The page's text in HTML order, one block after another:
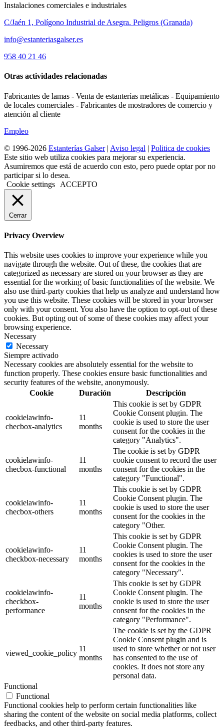
Instalaciones comerciales e industriales
C/Jaén 1, Polígono Industrial de Asegra. Peligros (Granada)
info@estanteriasgalser.es
958 40 21 46
Otras actividades relacionadas
Fabricantes de lamas - Venta de estanterías metálicas - Equipamiento
de locales comerciales - Fabricantes de mostradores de comercio y
atención al cliente
Empleo
© 1996-2026 Estanterías Galser| Aviso legal | Politica de cookies
Este sitio web utiliza cookies para mejorar su experiencia.
Asumiremos que está de acuerdo con esto, pero puede optar por no
participar si lo desea.
Cookie settings
ACCEPTO
Cerrar
Privacy Overview
This website uses cookies to improve your experience while you
navigate through the website. Out of these, the cookies that are
categorized as necessary are stored on your browser as they are
essential for the working of basic functionalities of the website. We
also use third-party cookies that help us analyze and understand how
you use this website. These cookies will be stored in your browser
only with your consent. You also have the option to opt-out of these
cookies. But opting out of some of these cookies may affect your
browsing experience.
Necessary
Necessary
Siempre activado
Necessary cookies are absolutely essential for the website to
function properly. These cookies ensure basic functionalities and
security features of the website, anonymously.
Cookie
Duración Descripción
cookielawinfo-
checbox-analytics
11
months
This cookie is set by GDPR
Cookie Consent plugin. The
cookie is used to store the user
consent for the cookies in the
category "Analytics".
cookielawinfo-
checbox-functional
11
months
The cookie is set by GDPR
cookie consent to record the user
consent for the cookies in the
category "Functional".
cookielawinfo-
checbox-others
11
months
This cookie is set by GDPR
Cookie Consent plugin. The
cookie is used to store the user
consent for the cookies in the
category "Other.
cookielawinfo-
checkbox-necessary
11
months
This cookie is set by GDPR
Cookie Consent plugin. The
cookies is used to store the user
consent for the cookies in the
category "Necessary".
cookielawinfo-
checkbox-
performance
11
months
This cookie is set by GDPR
Cookie Consent plugin. The
cookie is used to store the user
consent for the cookies in the
category "Performance".
viewed_cookie_policy
11
months
The cookie is set by the GDPR
Cookie Consent plugin and is
used to store whether or not user
has consented to the use of
cookies. It does not store any
personal data.
Functional
Functional
Functional cookies help to perform certain functionalities like
sharing the content of the website on social media platforms, collect
feedbacks, and other third-party features.